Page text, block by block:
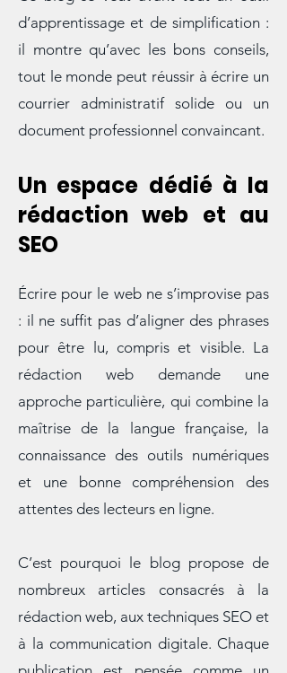
Ce blog se veut avant tout un outil
d’apprentissage et de simplification :
il montre qu’avec les bons conseils,
courrier administratif solide ou un
document professionnel convaincant.
Un espace dédié à la
rédaction web et au
SEO
Écrire pour le web ne s’improvise pas
: il ne suffit pas d’aligner des phrases
rédaction web demande une
approche particulière, qui combine la
maîtrise de la langue française, la
connaissance des outils numériques
et une bonne compréhension des
nombreux articles consacrés à la
rédaction web, aux techniques SEO et